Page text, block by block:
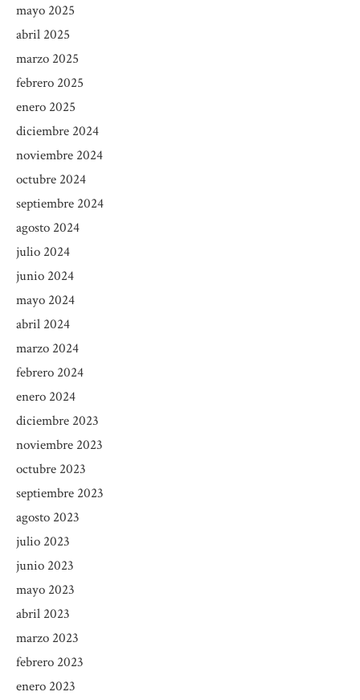
mayo 2025
abril 2025
marzo 2025
febrero 2025
enero 2025
diciembre 2024
noviembre 2024
octubre 2024
septiembre 2024
agosto 2024
julio 2024
junio 2024
mayo 2024
abril 2024
marzo 2024
febrero 2024
enero 2024
diciembre 2023
noviembre 2023
octubre 2023
septiembre 2023
agosto 2023
julio 2023
junio 2023
mayo 2023
abril 2023
marzo 2023
febrero 2023
enero 2023